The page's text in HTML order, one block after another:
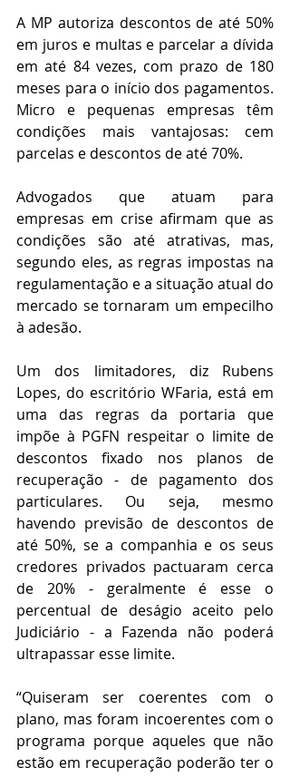
A MP autoriza descontos de até 50%
em juros e multas e parcelar a dívida
em até 84 vezes, com prazo de 180
meses para o início dos pagamentos.
Micro e pequenas empresas têm
condições mais vantajosas: cem
parcelas e descontos de até 70%.
Advogados que atuam para
empresas em crise afirmam que as
condições são até atrativas, mas,
segundo eles, as regras impostas na
regulamentação e a situação atual do
mercado se tornaram um empecilho
à adesão.
Um dos limitadores, diz Rubens
Lopes, do escritório WFaria, está em
uma das regras da portaria que
impõe à PGFN respeitar o limite de
descontos fixado nos planos de
recuperação - de pagamento dos
particulares. Ou seja, mesmo
havendo previsão de descontos de
até 50%, se a companhia e os seus
credores privados pactuaram cerca
de 20% - geralmente é esse o
percentual de deságio aceito pelo
Judiciário - a Fazenda não poderá
ultrapassar esse limite.
“Quiseram ser coerentes com o
plano, mas foram incoerentes com o
programa porque aqueles que não
estão em recuperação poderão ter o